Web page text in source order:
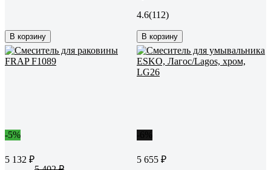
В корзину
4.6(112)
В корзину
-5%
5 132 ₽
5 655 ₽